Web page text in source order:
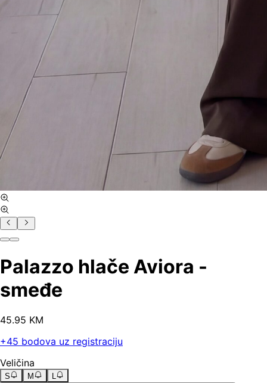
Palazzo hlače Aviora -
smeđe
45.95 KM
+45 bodova uz registraciju
Veličina
S M
L